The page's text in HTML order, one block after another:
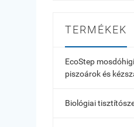
TERMÉKEK
EcoStep
piszoárok és
Biológiai